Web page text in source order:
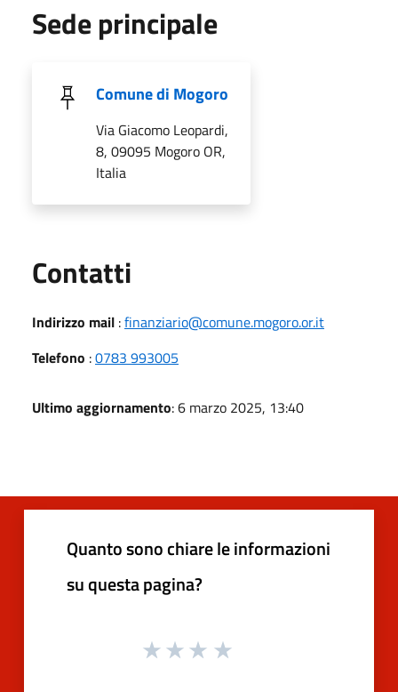
Sede principale
Comune di Mogoro
Via Giacomo Leopardi,
8, 09095 Mogoro OR,
Italia
Contatti
Indirizzo mail :finanziario@comune.mogoro.or.it
Telefono :0783 993005
Ultimo aggiornamento: 6 marzo 2025, 13:40
Quanto sono chiare le informazioni
su questa pagina?